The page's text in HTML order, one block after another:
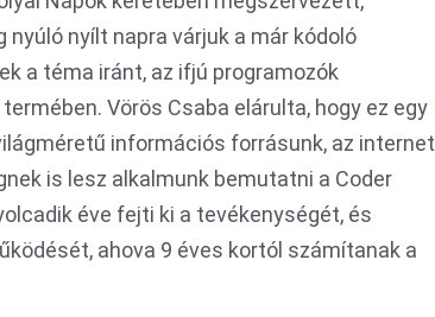
nyúló nyílt napra várjuk a már kódoló
a téma iránt, az ifjú programozók
Vörös Csaba elárulta, hogy ez egy
információs forrásunk, az internet
is lesz alkalmunk bemutatni a Coder
éve fejti ki a tevékenységét, és
ahova 9 éves kortól számítanak a